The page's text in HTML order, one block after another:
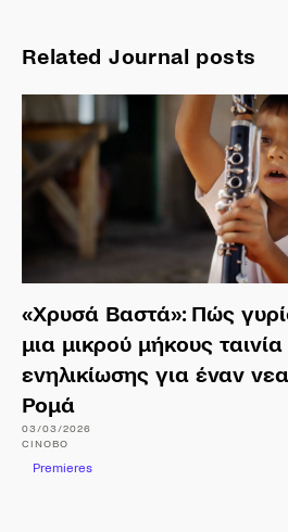
Related Journal posts
«Χρυσά Βαστά»: Πώς
μια μικρού μήκους ταινία
ενηλικίωσης για έναν
Ρομά
03/03/2026
CINOBO
Premieres